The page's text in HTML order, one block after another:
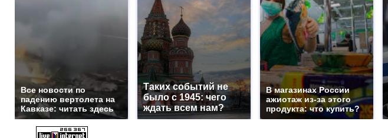
Все новости по
падению вертолета на
Кавказе: читать здесь
Таких событий не
было с 1945: чего
ждать всем нам?
В магазинах России
ажиотаж из-за этого
продукта: что купить?